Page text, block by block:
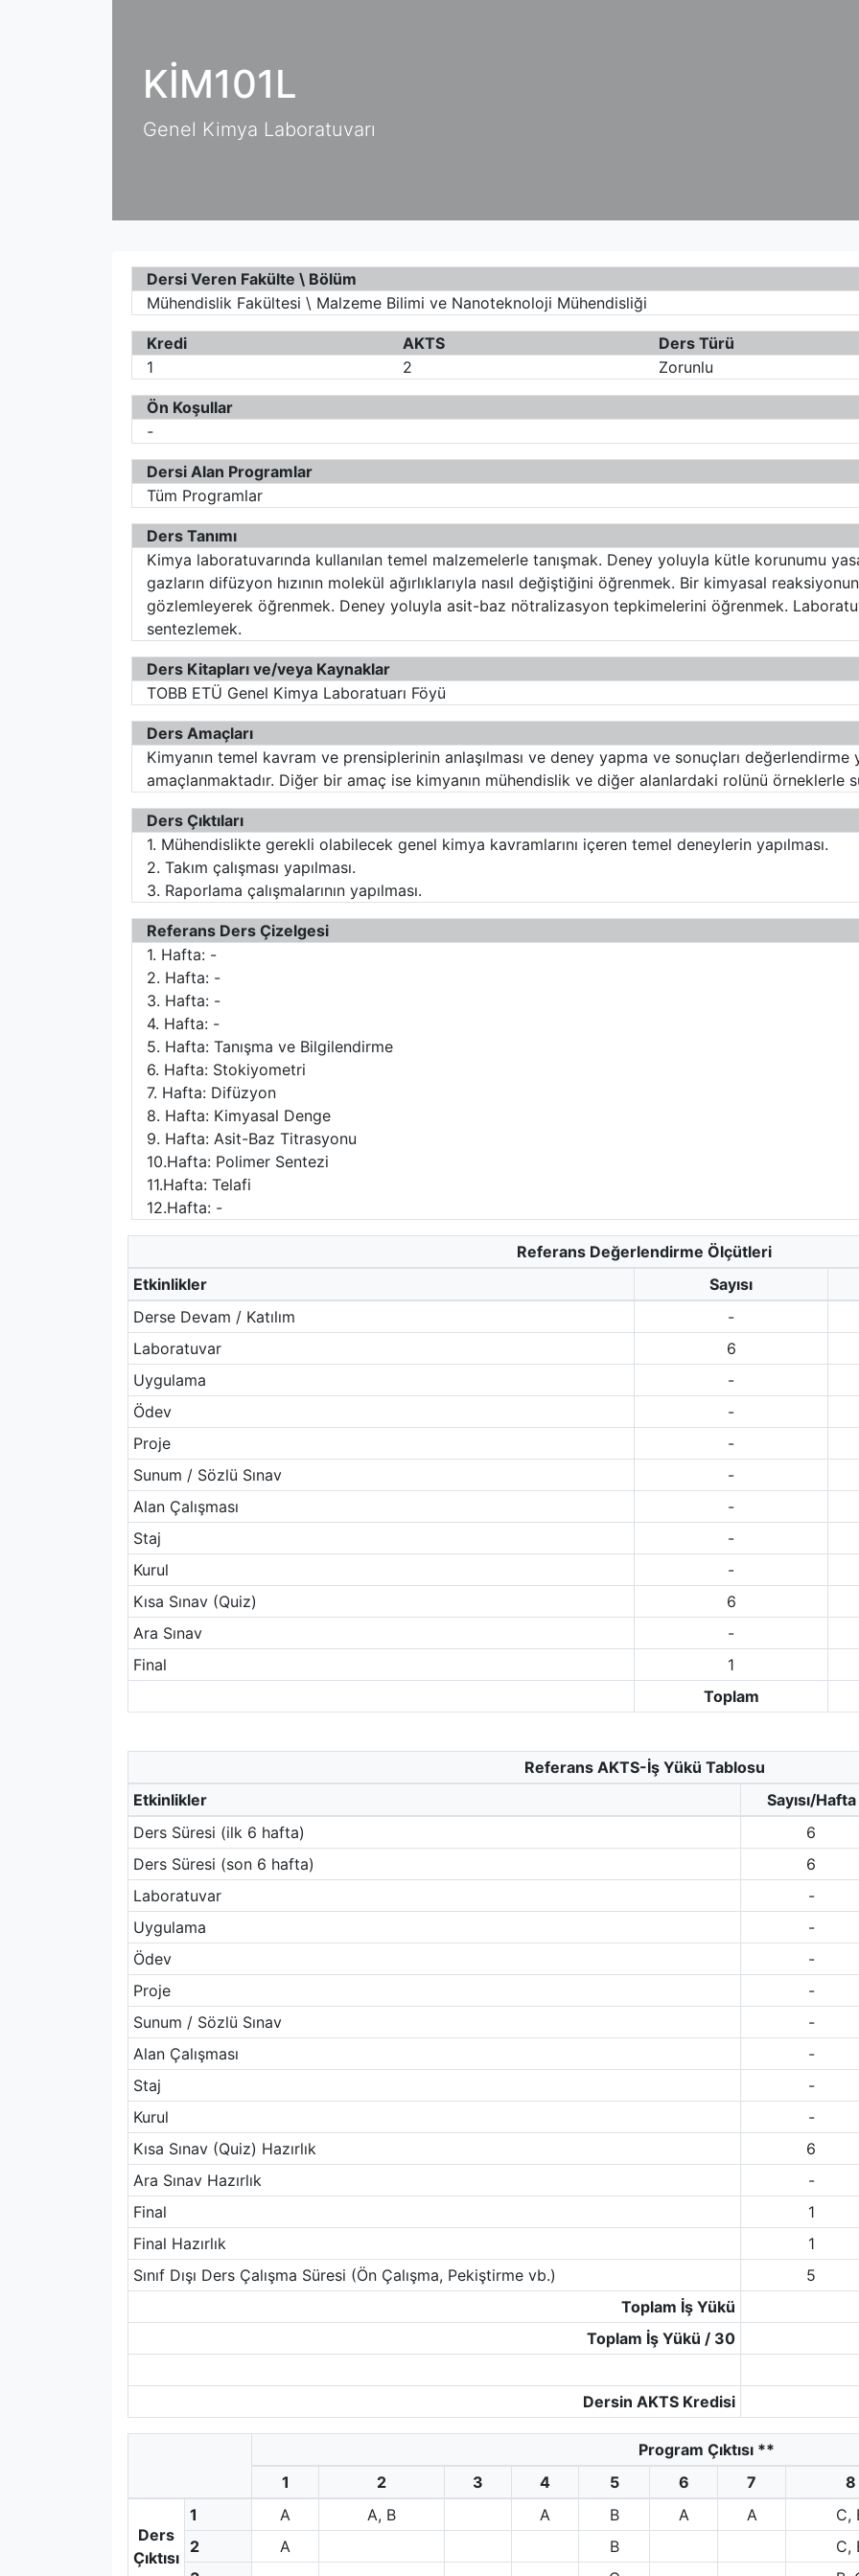
KİM101L
Genel Kimya Laboratuvarı
Dersi Veren Fakülte \ Bölüm
Mühendislik Fakültesi \ Malzeme Bilimi ve Nanoteknoloji Mühendisliği
Kredi AKTS Ders Türü
1
2 Zorunlu
Ön Koşullar
-
Dersi Alan Programlar
Tüm Programlar
Ders Tanımı
Kimya laboratuvarında kullanılan temel malzemelerle tanışmak. Deney yoluyla kütle korunumu
gazların difüzyon hızının molekül ağırlıklarıyla nasıl değiştiğini öğrenmek. Bir kimyasal reaksiyonun
gözlemleyerek öğrenmek. Deney yoluyla asit-baz nötralizasyon tepkimelerini öğrenmek.
sentezlemek.
Ders Kitapları ve/veya Kaynaklar
TOBB ETÜ Genel Kimya Laboratuarı Föyü
Ders Amaçları
Kimyanın temel kavram ve prensiplerinin anlaşılması ve deney yapma ve sonuçları değerlendirme
amaçlanmaktadır. Diğer bir amaç ise kimyanın mühendislik ve diğer alanlardaki rolünü örneklerle
Ders Çıktıları
1. Mühendislikte gerekli olabilecek genel kimya kavramlarını içeren temel deneylerin yapılması.
2. Takım çalışması yapılması.
3. Raporlama çalışmalarının yapılması.
Referans Ders Çizelgesi
1. Hafta: -
2. Hafta: -
3. Hafta: -
4. Hafta: -
5. Hafta: Tanışma ve Bilgilendirme
6. Hafta: Stokiyometri
7. Hafta: Difüzyon
8. Hafta: Kimyasal Denge
9. Hafta: Asit-Baz Titrasyonu
10.Hafta: Polimer Sentezi
11.Hafta: Telafi
12.Hafta: -
Referans Değerlendirme Ölçütleri
Etkinlikler
Sayısı
Derse Devam / Katılım
-
Laboratuvar
6
Uygulama
-
Ödev
-
Proje
-
Sunum / Sözlü Sınav
-
Alan Çalışması
-
Staj
-
Kurul
-
Kısa Sınav (Quiz)
6
Ara Sınav
-
Final
1
Toplam
Referans AKTS-İş Yükü Tablosu
Etkinlikler
Sayısı/Hafta
Ders Süresi (ilk 6 hafta)
6
Ders Süresi (son 6 hafta)
6
Laboratuvar
-
Uygulama
-
Ödev
-
Proje
-
Sunum / Sözlü Sınav
-
Alan Çalışması
-
Staj
-
Kurul
-
Kısa Sınav (Quiz) Hazırlık
6
Ara Sınav Hazırlık
-
Final
1
Final Hazırlık
1
Sınıf Dışı Ders Çalışma Süresi (Ön Çalışma, Pekiştirme vb.)
5
Toplam İş Yükü
Toplam İş Yükü / 30
Dersin AKTS Kredisi
Program Çıktısı **
1
2 3 4 5 6 7 8
Ders
Çıktısı
1 A A, B A B A A
C,
2
A B
C,